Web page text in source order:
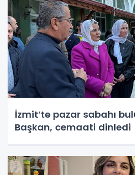
İzmit’te pazar sabahı
Başkan, cemaati dinledi